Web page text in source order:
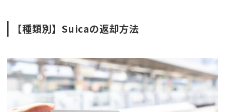
【種類別】Suicaの返却方法